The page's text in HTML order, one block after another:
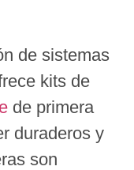
de sistemas
kits de
de primera
duraderos y
son